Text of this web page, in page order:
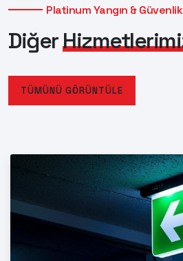
Platinum Yangın & Güvenlik
Diğer
TÜMÜNÜ GÖRÜNTÜLE